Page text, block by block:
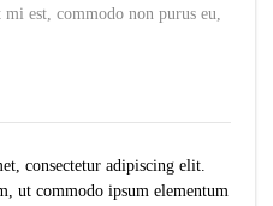
mi est, commodo non purus eu,
consectetur adipiscing elit.
ut commodo ipsum elementum